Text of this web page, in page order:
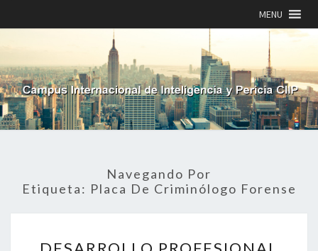
MENU
Navegando Por
Etiqueta: Placa De Criminólogo Forense
PROFESIONAL